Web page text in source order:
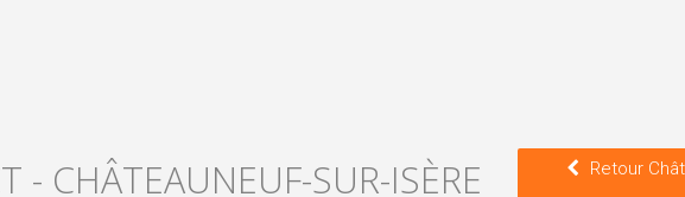
- CHÂTEAUNEUF-SUR-ISÈRE
Retour